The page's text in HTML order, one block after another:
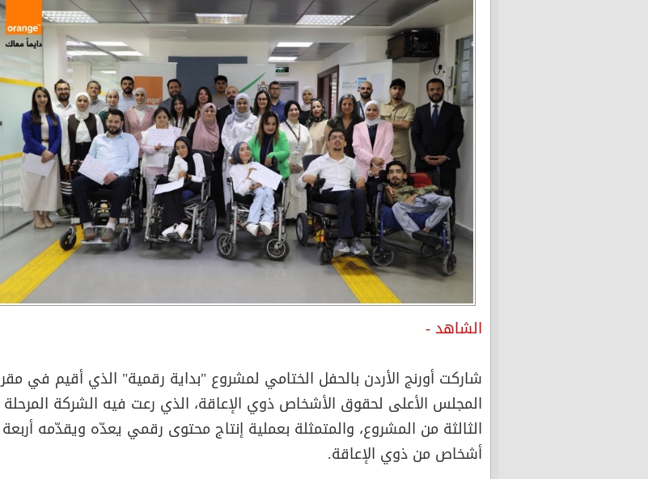
الشاهد -
شاركت أورنج الأردن بالحفل الختامي لمشروع "بداية رقمية" الذي أقيم في مقر
المجلس الأعلى لحقوق الأشخاص ذوي الإعاقة، الذي رعت فيه الشركة المرحلة
الثالثة من المشروع، والمتمثلة بعملية إنتاج محتوى رقمي يعدّه ويقدّمه أربعة
أشخاص من ذوي الإعاقة.